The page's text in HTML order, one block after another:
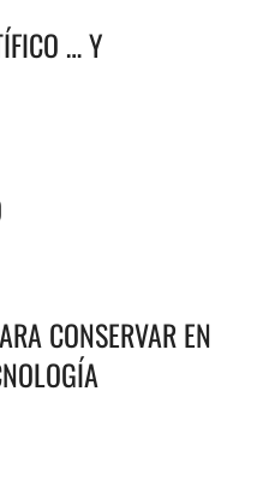
… Y
CONSERVAR EN